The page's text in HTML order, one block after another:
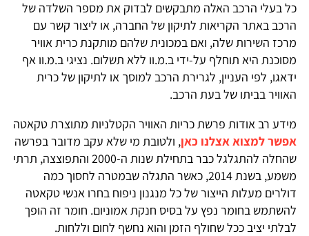
כל בעלי הרכב האלה מתבקשים לבדוק את מספר השלדה של
הרכב באתר הקריאות לתיקון של החברה, או ליצור קשר עם
מרכז השירות שלה, ואם במכונית שלהם מותקנת כרית אוויר
מסוכנת היא תוחלף על-ידי ב.מ.וו ללא תשלום. נציגי ב.מ.וו אף
ידאגו, לפי העניין, לגרירת הרכב למוסך או לתיקון של כרית
האוויר בביתו של בעת הרכב.
מידע רב אודות פרשת כריות האוויר הקטלניות מתוצרת טקאטה
אפשר למצוא אצלנו כאן, ולטובת מי שלא עקב מדובר בפרשה
שהחלה להתגלגל כבר בתחילת שנות ה-2000 והתפוצצה, תרתי
משמע, בשנת 2014, כאשר התגלה שבמטרה לחסוך כמה
דולרים מעלות הייצור של כל מנגנון ניפוח בחרו אנשי טקאטה
להשתמש בחומר נפץ על בסיס חנקת אמוניום. חומר זה הופך
לבלתי יציב ככל שחולף הזמן והוא נחשף לחום וללחות.